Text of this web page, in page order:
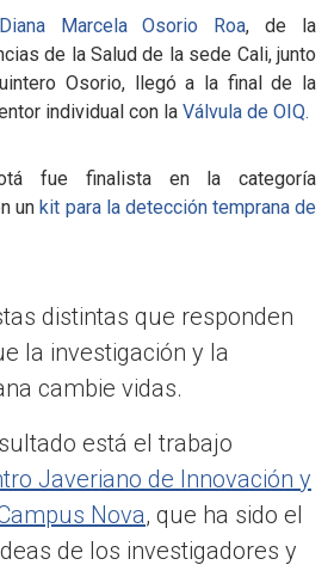
Diana Marcela Osorio Roa, de la
de la Salud de la sede Cali, junto
Osorio, llegó a la final de la
individual con la Válvula de OIQ.
fue finalista en la categoría
un kit para la detección temprana de
distintas que responden
la investigación y la
cambie vidas.
está el trabajo
Javeriano de Innovación y
Nova, que ha sido el
de los investigadores y